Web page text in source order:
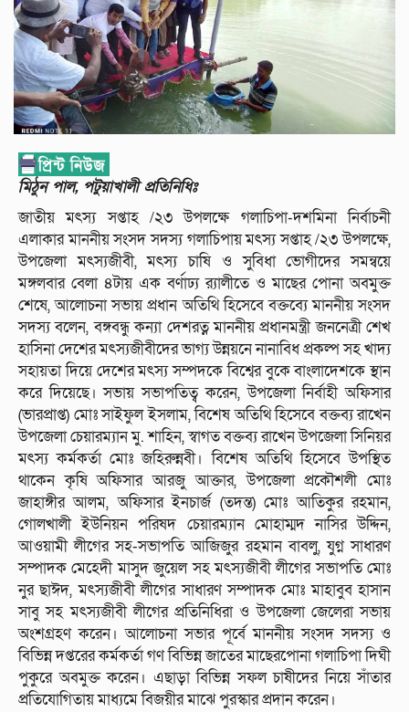
মিঠুন পাল, পটুয়াখালী প্রতিনিধিঃ
জাতীয় মৎস্য সপ্তাহ /২৩ উপলক্ষে গলাচিপা-দশমিনা নির্বাচনী
এলাকার মাননীয় সংসদ সদস্য গলাচিপায় মৎস্য সপ্তাহ /২৩ উপলক্ষে,
উপজেলা মৎস্যজীবী, মৎস্য চাষি ও সুবিধা ভোগীদের সমন্বয়ে
মঙ্গলবার বেলা ৪টায় এক বর্ণাঢ্য র‍্যালীতে ও মাছের পোনা অবমুক্ত
শেষে, আলোচনা সভায় প্রধান অতিথি হিসেবে বক্তব্যে মাননীয় সংসদ
সদস্য বলেন, বঙ্গবন্ধু কন্যা দেশরত্ন মাননীয় প্রধানমন্ত্রী জননেত্রী শেখ
হাসিনা দেশের মৎস্যজীবীদের ভাগ্য উন্নয়নে নানাবিধ প্রকল্প সহ খাদ্য
সহায়তা দিয়ে দেশের মৎস্য সম্পদকে বিশ্বের বুকে বাংলাদেশকে স্থান
করে দিয়েছে। সভায় সভাপতিত্ব করেন, উপজেলা নির্বাহী অফিসার
(ভারপ্রাপ্ত) মোঃ সাইফুল ইসলাম, বিশেষ অতিথি হিসেবে বক্তব্য রাখেন
উপজেলা চেয়ারম্যান মু. শাহিন, স্বাগত বক্তব্য রাখেন উপজেলা সিনিয়র
মৎস্য কর্মকর্তা মোঃ জহিরুন্নবী। বিশেষ অতিথি হিসেবে উপস্থিত
থাকেন কৃষি অফিসার আরজু আক্তার, উপজেলা প্রকৌশলী মোঃ
জাহাঙ্গীর আলম, অফিসার ইনচার্জ (তদন্ত) মোঃ আতিকুর রহমান,
গোলখালী ইউনিয়ন পরিষদ চেয়ারম্যান মোহাম্মদ নাসির উদ্দিন,
আওয়ামী লীগের সহ-সভাপতি আজিজুর রহমান বাবলু, যুগ্ন সাধারণ
সম্পাদক মেহেদী মাসুদ জুয়েল সহ মৎস্যজীবী লীগের সভাপতি মোঃ
নুর ছাঈদ, মৎস্যজীবী লীগের সাধারণ সম্পাদক মোঃ মাহাবুব হাসান
সাবু সহ মৎস্যজীবী লীগের প্রতিনিধিরা ও উপজেলা জেলেরা সভায়
অংশগ্রহণ করেন। আলোচনা সভার পূর্বে মাননীয় সংসদ সদস্য ও
বিভিন্ন দপ্তরের কর্মকর্তা গণ বিভিন্ন জাতের মাছেরপোনা গলাচিপা দিঘী
পুকুরে অবমুক্ত করেন। এছাড়া বিভিন্ন সফল চাষীদের নিয়ে সাঁতার
প্রতিযোগিতায় মাধ্যমে বিজয়ীর মাঝে পুরস্কার প্রদান করেন।